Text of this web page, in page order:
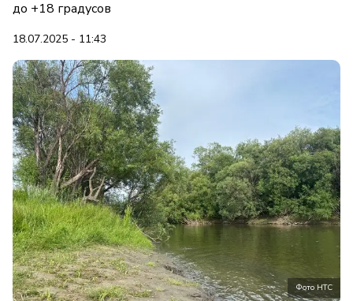
до +18 градусов
18.07.2025 - 11:43
Фото НТС